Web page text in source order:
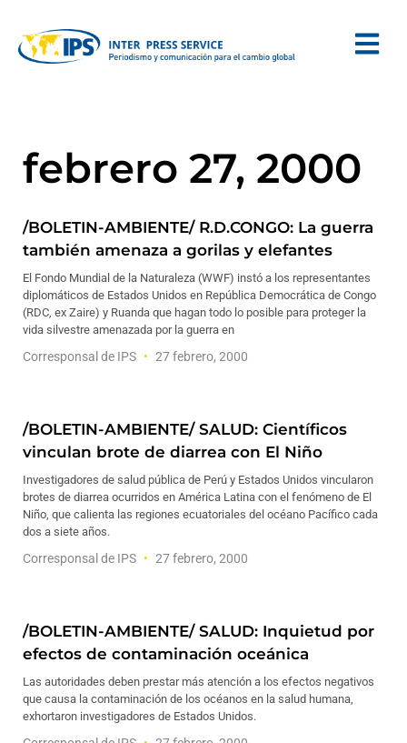
febrero 27, 2000
/BOLETIN-AMBIENTE/ R.D.CONGO: La guerra
también amenaza a gorilas y elefantes
El Fondo Mundial de la Naturaleza (WWF) instó a los representantes
diplomáticos de Estados Unidos en República Democrática de Congo
(RDC, ex Zaire) y Ruanda que hagan todo lo posible para proteger la
vida silvestre amenazada por la guerra en
Corresponsal de IPS 27 febrero, 2000
/BOLETIN-AMBIENTE/ SALUD: Científicos
vinculan brote de diarrea con El Niño
Investigadores de salud pública de Perú y Estados Unidos vincularon
brotes de diarrea ocurridos en América Latina con el fenómeno de El
Niño, que calienta las regiones ecuatoriales del océano Pacífico cada
dos a siete años.
Corresponsal de IPS 27 febrero, 2000
/BOLETIN-AMBIENTE/ SALUD: Inquietud por
efectos de contaminación oceánica
Las autoridades deben prestar más atención a los efectos negativos
que causa la contaminación de los océanos en la salud humana,
exhortaron investigadores de Estados Unidos.